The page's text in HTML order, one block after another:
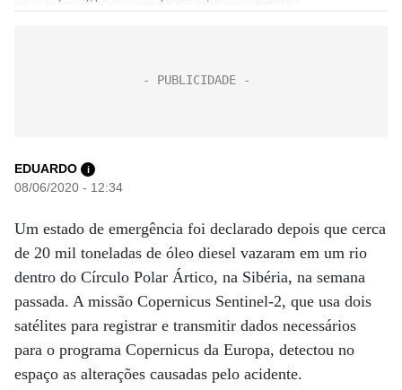
EDUARDO i
08/06/2020 - 12:34
Um estado de emergência foi declarado depois que cerca
de 20 mil toneladas de óleo diesel vazaram em um rio
dentro do Círculo Polar Ártico, na Sibéria, na semana
passada. A missão Copernicus Sentinel-2, que usa dois
satélites para registrar e transmitir dados necessários
para o programa Copernicus da Europa, detectou no
espaço as alterações causadas pelo acidente.